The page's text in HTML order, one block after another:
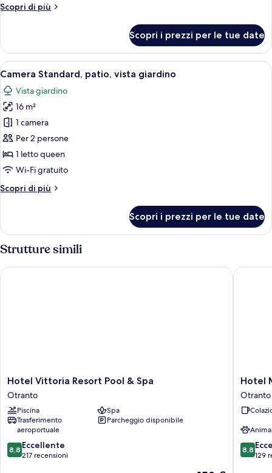
vista
Scopri di più
Altri
vasca
da
bagno,
vista
mare
Scopri i prezzi per le tue date
Apri
tutte
le
foto
per
Camera
Standard,
patio,
giardino
Una camera da letto con un letto,
7
Camera Standard, patio, vista giardino
Vista giardino
16 m²
1 camera
Per 2 persone
1 letto queen
Wi-Fi gratuito
Scopri di più
Altri
Standard,
patio,
vista
giardino
Scopri i prezzi per le tue date
Strutture simili
Hotel
Vittoria
Resort
Pool
&
Spa
Otranto
Hotel Vittoria Resort Pool & Spa
Otranto
Piscina
Spa
Trasferimento
aeroportuale
Parcheggio disponibile
8.8
su
8,8 Eccellente
217 recensioni
Hotel Vittoria Resort Pool & Spa
Hotel
Otranto
Hotel
Otranto
8.8
su
8,8
129
Hotel